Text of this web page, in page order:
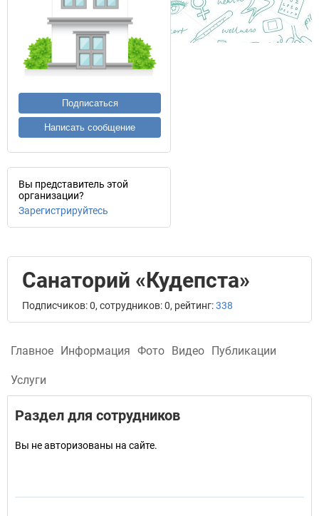
Подписаться
Написать сообщение
Вы представитель этой
организации?
Зарегистрируйтесь
Санаторий «Кудепста»
Подписчиков: 0, сотрудников: 0, рейтинг:338
Главное Информация Фото Видео Публикации
Услуги
Раздел для сотрудников
Вы не авторизованы на сайте.